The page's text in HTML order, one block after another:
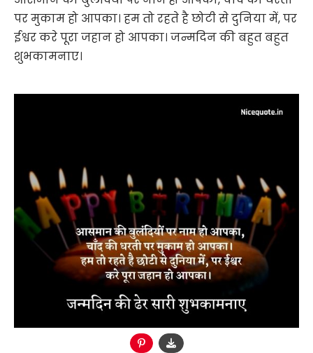
पर मुकाम हो आपका। हम तो रहते है छोटी से दुनिया में, पर
ईश्वर करे पूरा जहान हो आपका। जन्मदिन की बहुत बहुत
शुभकामनाए।